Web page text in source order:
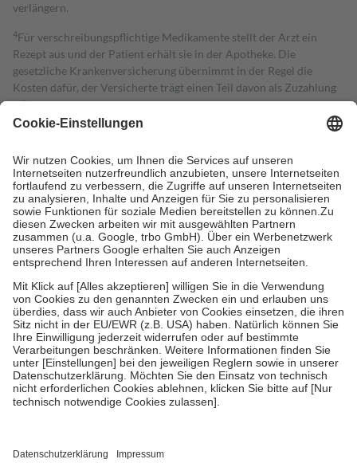
verlängern.
4Für verschreibungspflichtige Medikamente stellt der Arzt ein
Rezept aus und der Patient erhält sie in der Apotheke. Die
gesetzliche Krankenversicherung übernimmt in der Regel die
Kosten dafür, der Versicherte trägt einen Teil davon als Zuzahlung
mit.
Grundsätzlich leisten Mitglieder Zuzahlungen in Höhe von zehn
höchstens zehn Euro.
Es sind jedoch nie mehr als die tatsächlichen
Kosten der Leistung zu entrichten.
Diese Regeln gelten grundsätzlich auch für Online-Apotheken.
Bei Heilmitteln und häuslicher Krankenpflege beträgt die
Zuzahlung zehn Prozent der Kosten sowie zehn Euro je
Verordnung.
Um das Engagement der Versicherten für ihre eigene Gesundheit zu
stärken und die besondere Stellung der Familie zu unterstützen,
fallenkeine Zuzahlungenan bei:
• Kindern und Jugendlichen bis zum vollendeten 18. Lebensjahr
mit Ausnahme der Fahrkosten
• Untersuchungen zur Vorsorge und Früherkennung, die von der
GKV getragen werden
• empfohlenen Schutzimpfungen
• Harn- und Blutteststreifen
getroffen, um sicherzustellen, dass es sich um echte Bewertungen